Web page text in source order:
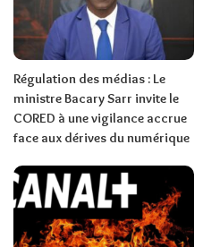
Régulation des médias : Le
ministre Bacary Sarr invite le
CORED à une vigilance accrue
face aux dérives du numérique